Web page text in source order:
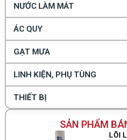
NƯỚC LÀM MÁT
ÁC QUY
GẠT MƯA
LINH KIỆN, PHỤ TÙNG
THIẾT BỊ
SẢN PHẨM
LÕI